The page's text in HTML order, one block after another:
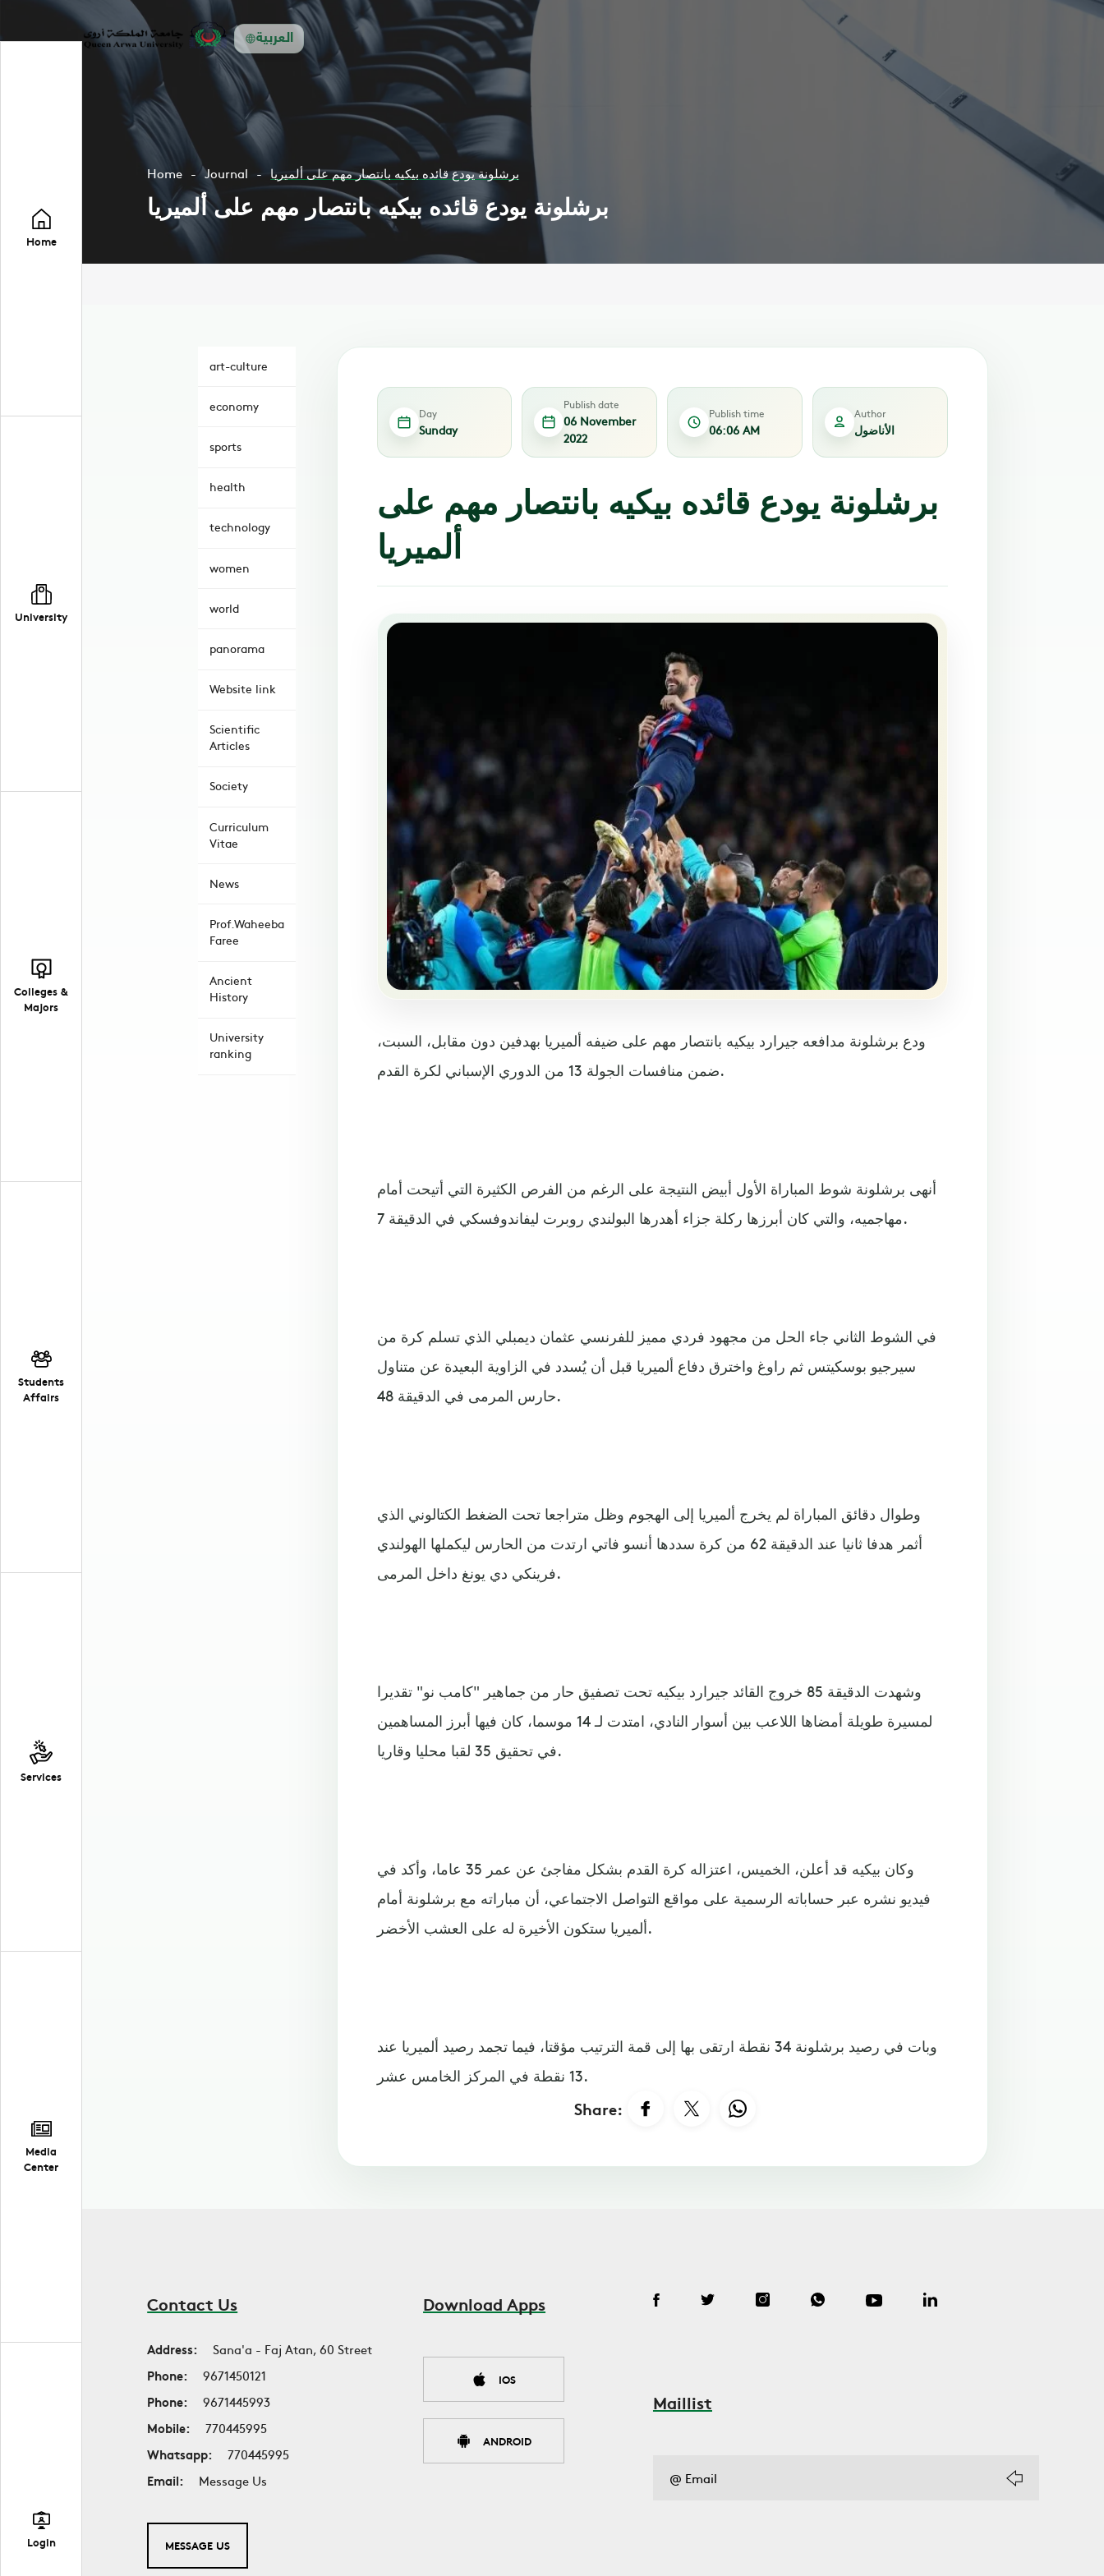
العربية
Home
University
Colleges &
Majors
Students
Affairs
Services
Media
Center
Login
Home Journal برشلونة يودع قائده بيكيه بانتصار مهم على ألميريا
برشلونة يودع قائده بيكيه بانتصار مهم على ألميريا
art-culture
economy
sports
health
technology
women
world
panorama
Website link
Scientific
Articles
Society
Curriculum
Vitae
News
Prof.Waheeba
Faree
Ancient
History
University
ranking
Day
Sunday
Publish date
06 November
2022
Publish time
06:06 AM
Author
الأناضول
برشلونة يودع قائده بيكيه بانتصار مهم على
ألميريا
ودع برشلونة مدافعه جيرارد بيكيه بانتصار مهم على ضيفه ألميريا بهدفين دون مقابل، السبت،
ضمن منافسات الجولة 13 من الدوري الإسباني لكرة القدم.
أنهى برشلونة شوط المباراة الأول أبيض النتيجة على الرغم من الفرص الكثيرة التي أتيحت أمام
مهاجميه، والتي كان أبرزها ركلة جزاء أهدرها البولندي روبرت ليفاندوفسكي في الدقيقة 7.
في الشوط الثاني جاء الحل من مجهود فردي مميز للفرنسي عثمان ديمبلي الذي تسلم كرة من
سيرجيو بوسكيتس ثم راوغ واخترق دفاع ألميريا قبل أن يُسدد في الزاوية البعيدة عن متناول
حارس المرمى في الدقيقة 48.
وطوال دقائق المباراة لم يخرج ألميريا إلى الهجوم وظل متراجعا تحت الضغط الكتالوني الذي
أثمر هدفا ثانيا عند الدقيقة 62 من كرة سددها أنسو فاتي ارتدت من الحارس ليكملها الهولندي
فرينكي دي يونغ داخل المرمى.
وشهدت الدقيقة 85 خروج القائد جيرارد بيكيه تحت تصفيق حار من جماهير "كامب نو" تقديرا
لمسيرة طويلة أمضاها اللاعب بين أسوار النادي، امتدت لـ 14 موسما، كان فيها أبرز المساهمين
في تحقيق 35 لقبا محليا وقاريا.
وكان بيكيه قد أعلن، الخميس، اعتزاله كرة القدم بشكل مفاجئ عن عمر 35 عاما، وأكد في
فيديو نشره عبر حساباته الرسمية على مواقع التواصل الاجتماعي، أن مباراته مع برشلونة أمام
ألميريا ستكون الأخيرة له على العشب الأخضر.
وبات في رصيد برشلونة 34 نقطة ارتقى بها إلى قمة الترتيب مؤقتا، فيما تجمد رصيد ألميريا عند
13 نقطة في المركز الخامس عشر.
Share:
Contact Us
Address:
Sana'a - Faj Atan, 60 Street
Phone:
9671450121
Phone:
9671445993
Mobile:
770445995
Whatsapp:
770445995
Email:
Message Us
MESSAGE US
Download Apps
IOS
ANDROID
Maillist